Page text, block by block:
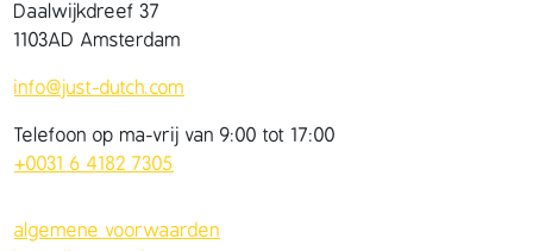
Daalwijkdreef 37
1103AD Amsterdam
info@just-dutch.com
Telefoon op ma-vrij van 9:00 tot 17:00
+0031 6 4182 7305
algemene voorwaarden